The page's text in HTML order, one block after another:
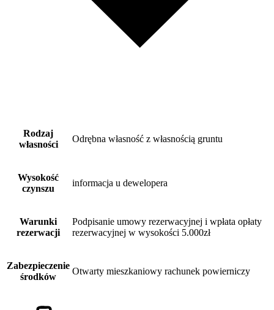
Rodzaj
własności
Odrębna własność z własnością gruntu
Wysokość
czynszu
informacja u dewelopera
Warunki
rezerwacji
Podpisanie umowy rezerwacyjnej i wpłata opłaty
rezerwacyjnej w wysokości 5.000zł
Zabezpieczenie
środków
Otwarty mieszkaniowy rachunek powierniczy